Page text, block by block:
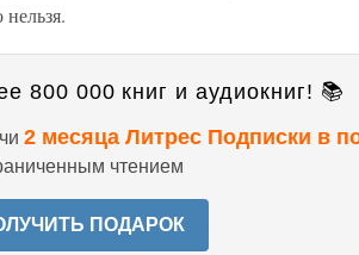
800 000 книг и аудиокниг! 📚
2 месяца Литрес Подписки в
чтением
ПОДАРОК